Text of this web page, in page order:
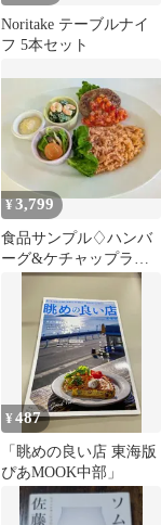
Noritake テーブルナイ
フ 5本セット
¥3,799
食品サンプル♢ハンバ
ーグ&ケチャップライ
スプレート
¥487
「眺めの良い店 東海版
ぴあMOOK中部」